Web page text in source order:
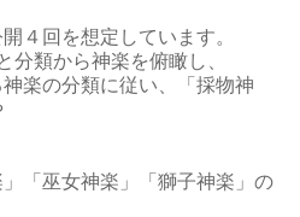
４回を想定しています。
分類から神楽を俯瞰し、
楽の分類に従い、「採物神
「巫女神楽」「獅子神楽」の